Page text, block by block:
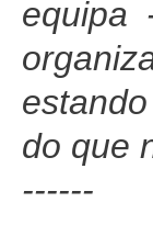
equipa
do que
------